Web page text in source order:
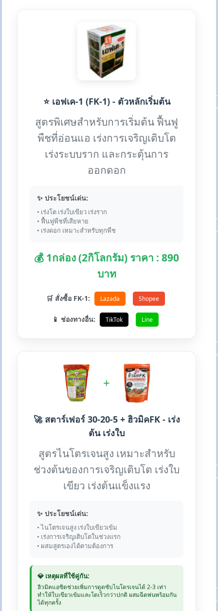
⭐ เอฟเค-1 (FK-1) - ตัวหลักเริ่มต้น
สูตรพิเศษสำหรับการเริ่มต้น ฟื้นฟู
พืชที่อ่อนแอ เร่งการเจริญเติบโต
เร่งระบบราก และกระตุ้นการ
ออกดอก
✨ ประโยชน์เด่น:
• เร่งโต เร่งใบเขียว เร่งราก
• ฟื้นฟูพืชที่เสียหาย
• เร่งดอก เหมาะสำหรับทุกพืช
💰 1กล่อง (2กิโลกรัม) ราคา : 890
บาท
🛒 สั่งซื้อ FK-1: Lazada Shopee
📱 ช่องทางอื่น: TikTok Line
+
🚀 สตาร์เฟอร์ 30-20-5 + ฮิวมิคFK - เร่ง
ต้น เร่งใบ
สูตรไนโตรเจนสูง เหมาะสำหรับ
ช่วงต้นของการเจริญเติบโต เร่งใบ
เขียว เร่งต้นแข็งแรง
✨ ประโยชน์เด่น:
• ไนโตรเจนสูง เร่งใบเขียวเข้ม
• เร่งการเจริญเติบโตในช่วงแรก
• ผสมสูตรเองได้ตามต้องการ
💎 เหตุผลที่ใช้คู่กัน:
ฮิวมิคแอซิดช่วยเพิ่มการดูดซับไนโตรเจนได้ 2-3 เท่า
ทำให้ใบเขียวเข้มและโตเร็วกว่าปกติ ผสมฉีดพ่นพร้อมกัน
ได้ทุกครั้ง